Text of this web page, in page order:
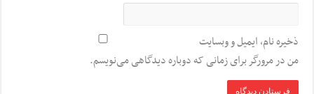
ذخیره نام، ایمیل و وبسایت
من در مرورگر برای زمانی که دوباره دیدگاهی می‌نویسم.